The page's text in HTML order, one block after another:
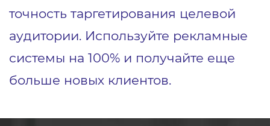
точность таргетирования целевой
аудитории. Используйте рекламные
системы на 100% и получайте еще
больше новых клиентов.